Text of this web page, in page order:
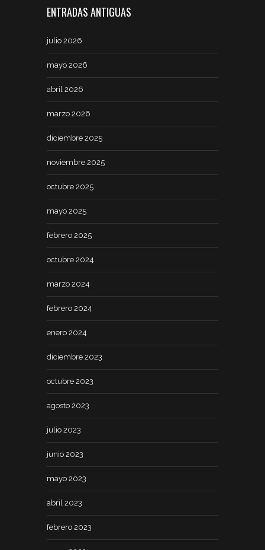
ENTRADAS ANTIGUAS
julio 2026
mayo 2026
abril 2026
marzo 2026
diciembre 2025
noviembre 2025
octubre 2025
mayo 2025
febrero 2025
octubre 2024
marzo 2024
febrero 2024
enero 2024
diciembre 2023
octubre 2023
agosto 2023
julio 2023
junio 2023
mayo 2023
abril 2023
febrero 2023